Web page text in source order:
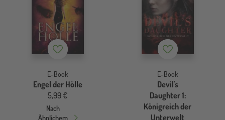
Merkzettel
E-Book
Engel der Hölle
5,99 €
Nach
Ähnlichem
Merkzettel
E-Book
Devil's
Daughter 1:
Königreich der
Unterwelt